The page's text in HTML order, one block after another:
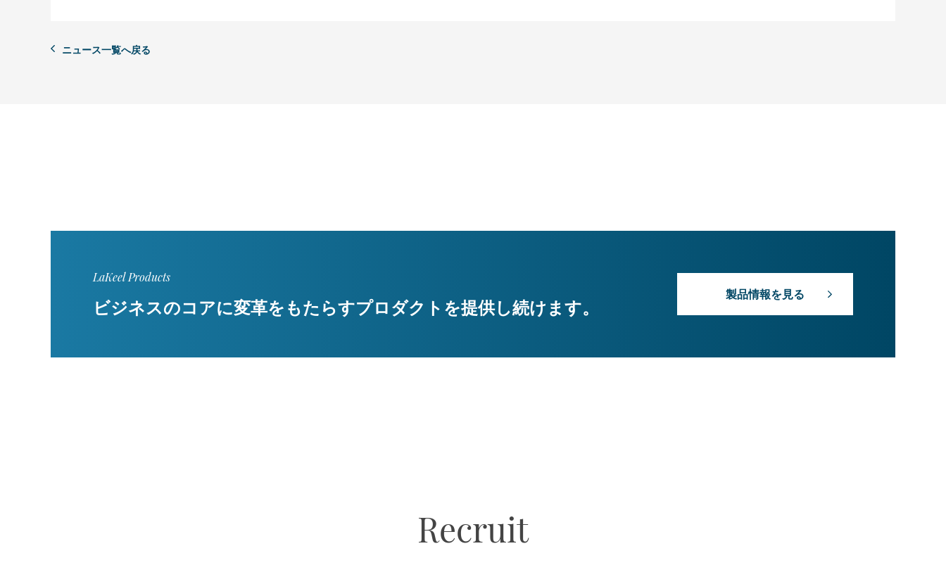
ニュース一覧へ戻る
LaKeel Products
ビジネスのコアに変革をもたらすプロダクトを提供し続けます。
製品情報を見る
Recruit